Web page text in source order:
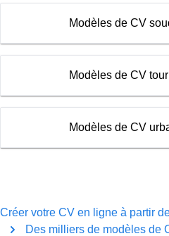
Modèles de CV
Modèles de CV
Modèles de CV
Créer votre CV en ligne à partir
Des milliers de modèles de